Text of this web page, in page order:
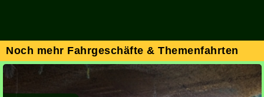
Noch mehr Fahrgeschäfte & Themenfahrten